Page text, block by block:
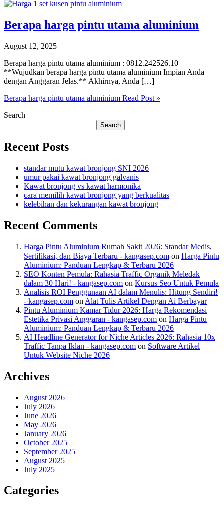
Berapa harga pintu utama aluminium
August 12, 2025
Berapa harga pintu utama aluminium : 0812.242526.10
**Wujudkan berapa harga pintu utama aluminium Impian Anda
dengan Anggaran Jelas.** Akhirnya, Anda […]
Berapa harga pintu utama aluminium Read Post »
Search
Search
Recent Posts
standar mutu kawat bronjong SNI 2026
umur pakai kawat bronjong galvanis
Kawat bronjong vs kawat harmonika
cara memilih kawat bronjong yang berkualitas
kelebihan dan kekurangan kawat bronjong
Recent Comments
Harga Pintu Aluminium Rumah Sakit 2026: Standar Medis,
Sertifikasi, dan Biaya Terbaru - kangasep.com on Harga Pintu
Aluminium: Panduan Lengkap & Terbaru 2026
SEO Konten Pemula: Rahasia Traffic Organik Meledak
dalam 30 Hari! - kangasep.com on Kursus Seo Untuk Pemula
Analisis ROI Penggunaan AI dalam Menulis: Hitung Sendiri!
- kangasep.com on Alat Tulis Artikel Dengan Ai Berbayar
Pintu Aluminium Kamar Tidur 2026: Harga Rekomendasi
Estetika Privasi Anggaran - kangasep.com on Harga Pintu
Aluminium: Panduan Lengkap & Terbaru 2026
AI Headline Generator for Niche Articles 2026: Rahasia 10x
Traffic Tanpa Iklan - kangasep.com on Software Artikel
Untuk Website Niche 2026
Archives
August 2026
July 2026
June 2026
May 2026
January 2026
October 2025
September 2025
August 2025
July 2025
Categories